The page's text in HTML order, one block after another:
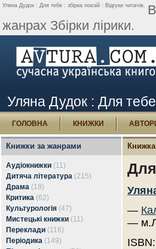
Уляна Дудок : Для тебе : збірка поезій : Відгуки читачів.
жанрах Збірки лірики.
Уляна Дудок : Для тебе
ГОЛОВНА КНИЖКИ
Книжки за жанрами
Аудіокнижки (11)
Дитяча література (215)
Драма (18)
Критика (62)
Культурологія (47)
Мистецькі книжки (11)
Переклади (116)
Періодика (149)
Книжка
Для
—
—